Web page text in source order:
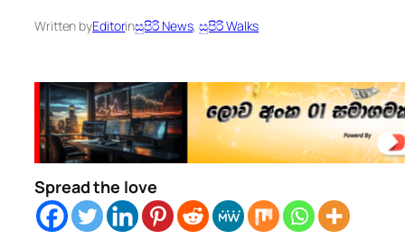
Written byEditorinසුපිරි News, සුපිරි Walks
Spread the love